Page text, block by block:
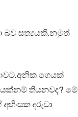
බව සත්‍යයකි.නමුත්
ගෙයක්
තියනවද? මේ
දරුවා